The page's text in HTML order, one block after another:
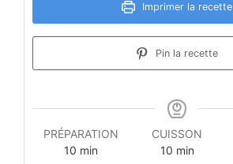
Imprimer la recette
Pin la recette
PRÉPARATION
10minutes
min
CUISSON
10minutes
min